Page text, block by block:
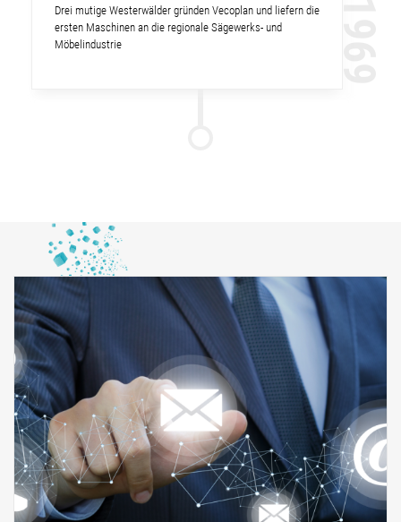
Drei mutige Westerwälder gründen Vecoplan und liefern die
ersten Maschinen an die regionale Sägewerks- und
Möbelindustrie